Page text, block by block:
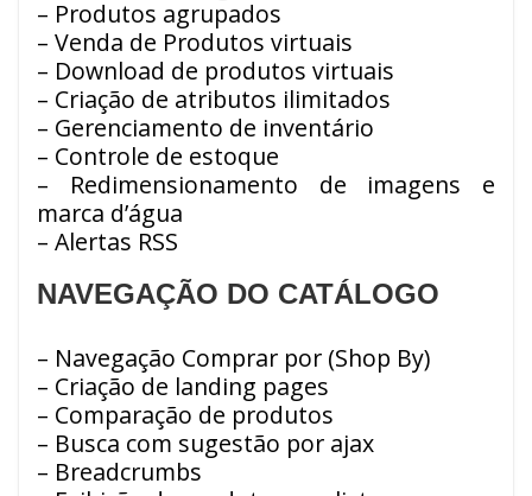
– Produtos agrupados
– Venda de Produtos virtuais
– Download de produtos virtuais
– Criação de atributos ilimitados
– Gerenciamento de inventário
– Controle de estoque
– Redimensionamento de imagens e
marca d’água
– Alertas RSS
NAVEGAÇÃO DO CATÁLOGO
– Navegação Comprar por (Shop By)
– Criação de landing pages
– Comparação de produtos
– Busca com sugestão por ajax
– Breadcrumbs